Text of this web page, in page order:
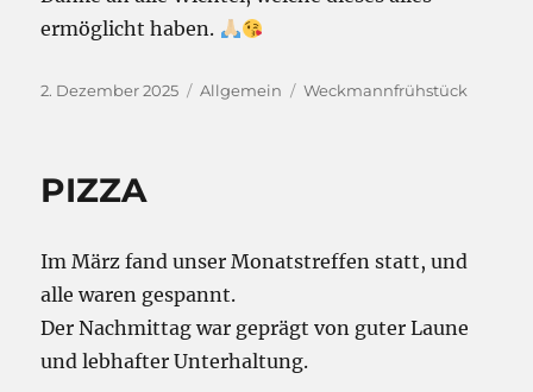
ermöglicht haben.
Veröffentlicht
2. Dezember 2025 Kategorien
Allgemein Schlagwörter
Weckmannfrühstück
PIZZA
Im März fand unser Monatstreffen statt, und
alle waren gespannt.
Der Nachmittag war geprägt von guter Laune
und lebhafter Unterhaltung.